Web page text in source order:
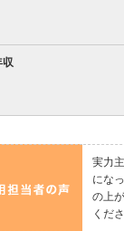
収
実力
にな
の上
くだ